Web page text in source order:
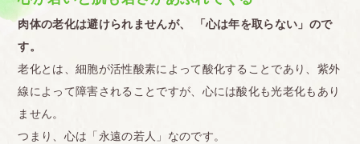
肉体の老化は避けられませんが、 「心は年を取らない」ので
す。
老化とは、細胞が活性酸素によって酸化することであり、紫外
線によって障害されることですが、心には酸化も光老化もあり
ません。
つまり、心は「永遠の若人」なのです。